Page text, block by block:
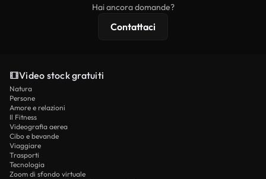
Hai ancora domande?
Contattaci
Video stock gratuiti
Natura
Persone
Amore e relazioni
Il Fitness
Videografia aerea
Cibo e bevande
Viaggiare
Trasporti
Tecnologia
Zoom di sfondo virtuale